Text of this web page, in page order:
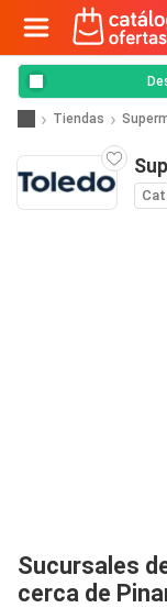
Tiendas
Sucursales
cerca de